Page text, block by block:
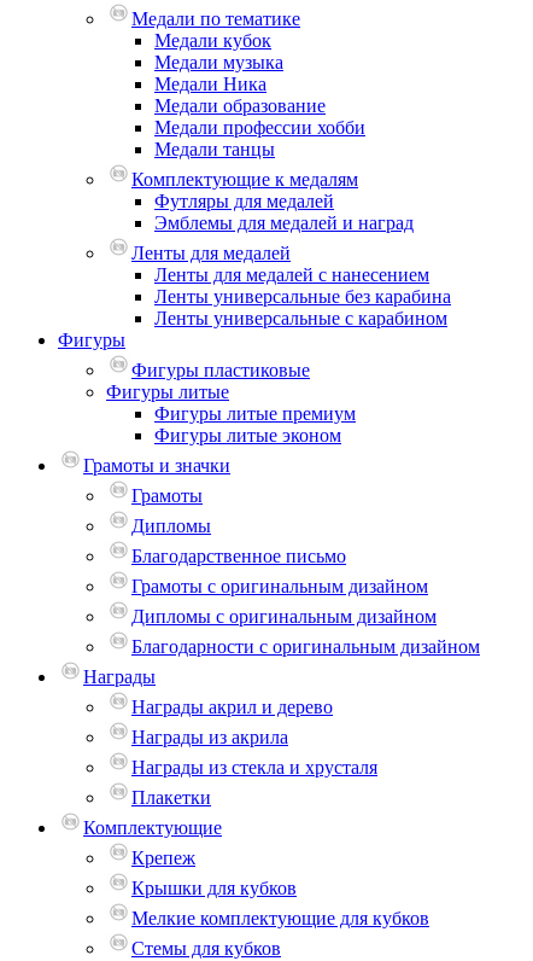
Медали по тематике
Медали кубок
Медали музыка
Медали Ника
Медали образование
Медали профессии хобби
Медали танцы
Комплектующие к медалям
Футляры для медалей
Эмблемы для медалей и наград
Ленты для медалей
Ленты для медалей с нанесением
Ленты универсальные без карабина
Ленты универсальные с карабином
Фигуры
Фигуры пластиковые
Фигуры литые
Фигуры литые премиум
Фигуры литые эконом
Грамоты и значки
Грамоты
Дипломы
Благодарственное письмо
Грамоты с оригинальным дизайном
Дипломы с оригинальным дизайном
Благодарности с оригинальным дизайном
Награды
Награды акрил и дерево
Награды из акрила
Награды из стекла и хрусталя
Плакетки
Комплектующие
Крепеж
Крышки для кубков
Мелкие комплектующие для кубков
Стемы для кубков